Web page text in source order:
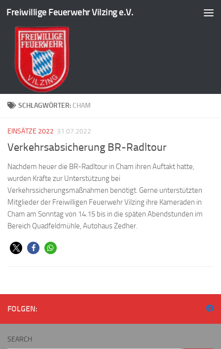
Zum Inhalt springen
Freiwillige Feuerwehr Vilzing e.V.
SCHLAGWÖRTER: CHAM
EINSÄTZE 2022 31.07.2022
Verkehrsabsicherung BR-Radltour
Nachdem heuer die BR-Radltour in Cham ihren Auftakt hatte,
wurden Kräfte zur Unterstützung bei
Verkehrssicherungsmaßnahmen benötigt. Gerne unterstützten
Mitglieder der Freiwilligen Feuerwehr Vilzing ihre Kameraden in
Cham am Sonntag von 14.15 bis in die späten Abendstunden im
Bereich Quadfeldmühle, Autohaus Zedher.
FOLGEN:
SEARCH